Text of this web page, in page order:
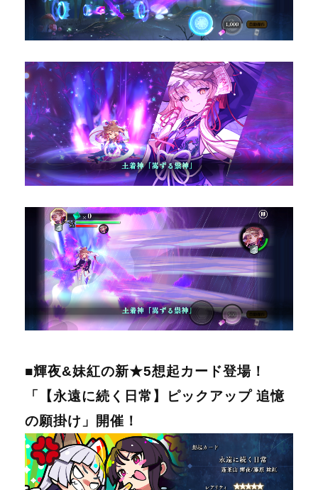
■輝夜&妹紅の新★5想起カード登場！
「【永遠に続く日常】ピックアップ 追憶
の願掛け」開催！